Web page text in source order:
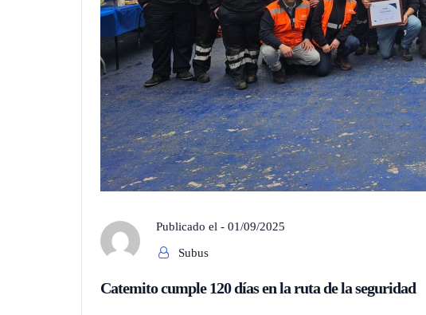
Publicado el - 01/09/2025
Subus
Catemito cumple 120 días en la ruta de la seguridad